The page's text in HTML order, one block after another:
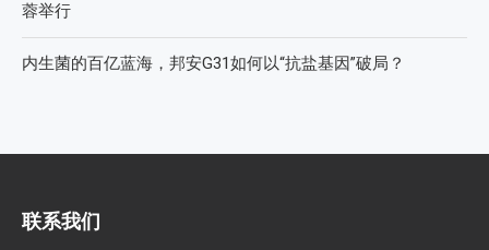
蓉举行
内生菌的百亿蓝海，邦安G31如何以“抗盐基因”破局？
联系我们